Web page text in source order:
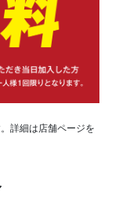
詳細は店舗ページを